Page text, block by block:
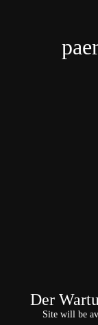
Der
Site will be